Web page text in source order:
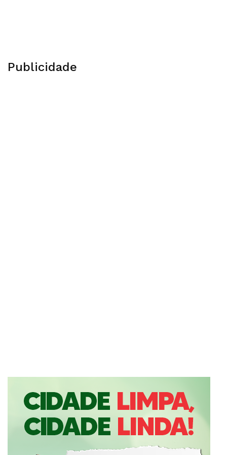
Publicidade